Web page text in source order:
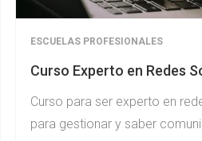
ESCUELAS PROFESIONALES
Curso Experto en Redes
Curso para ser experto en
para gestionar y saber